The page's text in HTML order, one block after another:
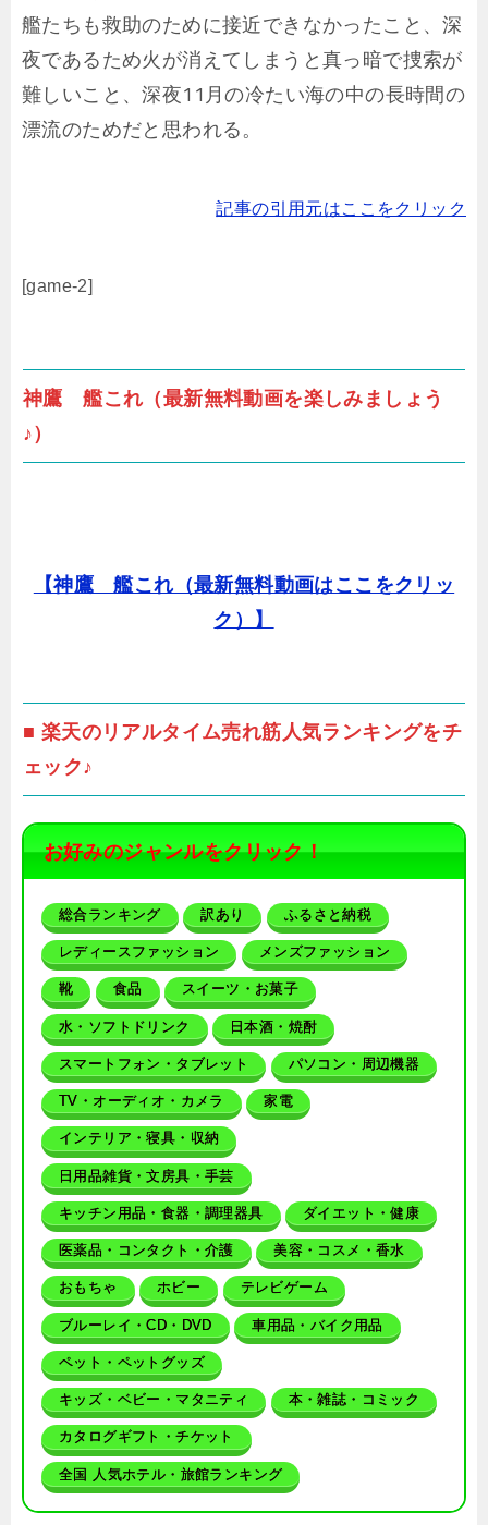
艦たちも救助のために接近できなかったこと、深
夜であるため火が消えてしまうと真っ暗で捜索が
難しいこと、深夜11月の冷たい海の中の長時間の
漂流のためだと思われる。
記事の引用元はここをクリック
[game-2]
神鷹 艦これ（最新無料動画を楽しみましょう
♪）
【神鷹 艦これ（最新無料動画はここをクリッ
ク）】
■ 楽天のリアルタイム売れ筋人気ランキングをチ
ェック♪
お好みのジャンルをクリック！
総合ランキング 訳あり ふるさと納税
レディースファッション メンズファッション
靴 食品 スイーツ・お菓子
水・ソフトドリンク 日本酒・焼酎
スマートフォン・タブレット パソコン・周辺機器
TV・オーディオ・カメラ 家電
インテリア・寝具・収納
日用品雑貨・文房具・手芸
キッチン用品・食器・調理器具 ダイエット・健康
医薬品・コンタクト・介護 美容・コスメ・香水
おもちゃ ホビー テレビゲーム
ブルーレイ・CD・DVD 車用品・バイク用品
ペット・ペットグッズ
キッズ・ベビー・マタニティ 本・雑誌・コミック
カタログギフト・チケット
全国 人気ホテル・旅館ランキング